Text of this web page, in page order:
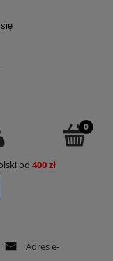
od 400 zł
Adres e-